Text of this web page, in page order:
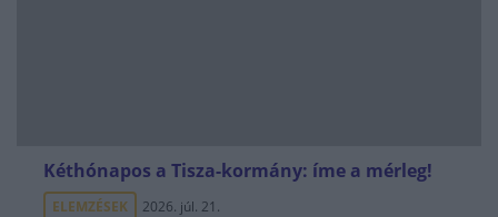
Kéthónapos a Tisza-kormány: íme a mérleg!
ELEMZÉSEK 2026. júl. 21.